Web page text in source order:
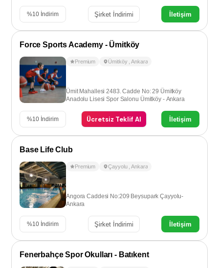
%10 İndirim Şirket İndirimi İletişim
Force Sports Academy - Ümitköy
Premium Ümitköy ,Ankara
Ümit Mahallesi 2483. Cadde No: 29 Ümitköy
Anadolu Lisesi Spor Salonu Ümitköy - Ankara
%10 İndirim Ücretsiz Teklif Al İletişim
Base Life Club
Premium Çayyolu ,Ankara
Angora Caddesi No:209 Beysupark Çayyolu-
Ankara
%10 İndirim Şirket İndirimi İletişim
Fenerbahçe Spor Okulları - Batıkent